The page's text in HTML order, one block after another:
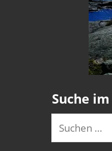
Suche
Suchen